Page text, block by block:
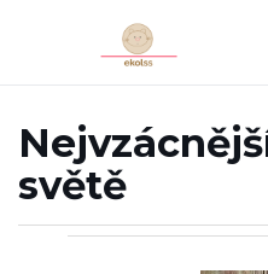
světě